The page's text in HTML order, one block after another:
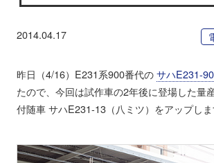
2014.04.17
昨日（4/16）E231系900番代のサハE231-
たので、今回は試作車の2年後に登場した量
付随車 サハE231-13（八ミツ）をアップしま